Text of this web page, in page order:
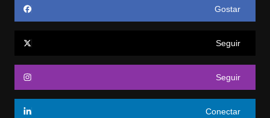
Gostar
Seguir
Seguir
Conectar